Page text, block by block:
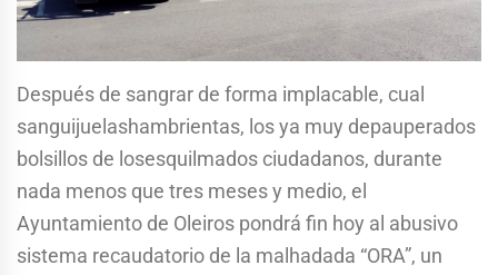
Después de sangrar de forma implacable, cual
sanguijuelashambrientas, los ya muy depauperados
bolsillos de losesquilmados ciudadanos, durante
nada menos que tres meses y medio, el
Ayuntamiento de Oleiros pondrá fin hoy al abusivo
sistema recaudatorio de la malhadada “ORA”, un